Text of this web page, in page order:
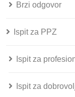
Brzi odgovor
Ispit za PPZ
Ispit za
Ispit za